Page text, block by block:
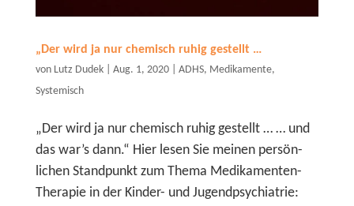
„Der wird ja nur chemisch ruhig gestellt …
von Lutz Dudek| Aug. 1, 2020| ADHS, Medikamente,
Systemisch
„Der wird ja nur chemisch ruhig gestellt … … und
das war’s dann.“ Hier lesen Sie meinen persön­
lichen Stand­punkt zum Thema Medika­menten-
Therapie in der Kinder- und Jugend­psych­iatrie: